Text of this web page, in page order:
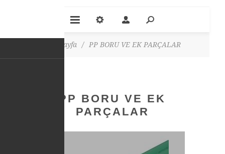
Ana Sayfa / PP BORU VE EK PARÇALAR
PP BORU VE EK
PARÇALAR